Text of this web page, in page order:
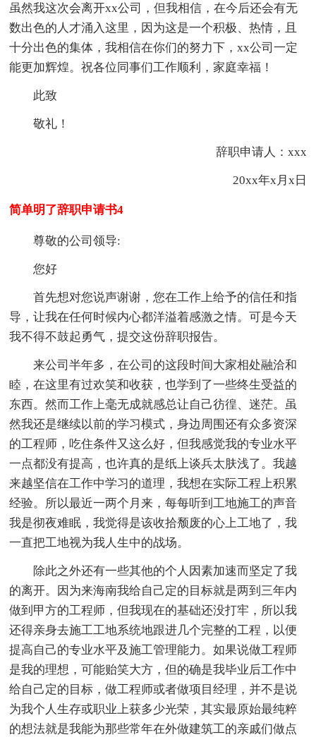
虽然我这次会离开xx公司，但我相信，在今后还会有无
数出色的人才涌入这里，因为这是一个积极、热情，且
十分出色的集体，我相信在你们的努力下，xx公司一定
能更加辉煌。祝各位同事们工作顺利，家庭幸福！
此致
敬礼！
辞职申请人：xxx
20xx年x月x日
简单明了辞职申请书4
尊敬的公司领导:
您好
首先想对您说声谢谢，您在工作上给予的信任和指
导，让我在任何时候内心都洋溢着感激之情。可是今天
我不得不鼓起勇气，提交这份辞职报告。
来公司半年多，在公司的这段时间大家相处融洽和
睦，在这里有过欢笑和收获，也学到了一些终生受益的
东西。然而工作上毫无成就感总让自己彷徨、迷茫。虽
然我还是继续以前的学习模式，身边周围还有众多资深
的工程师，吃住条件又这么好，但我感觉我的专业水平
一点都没有提高，也许真的是纸上谈兵太肤浅了。我越
来越坚信在工作中学习的道理，我想在实际工程上积累
经验。所以最近一两个月来，每每听到工地施工的声音
我是彻夜难眠，我觉得是该收拾颓废的心上工地了，我
一直把工地视为我人生中的战场。
除此之外还有一些其他的个人因素加速而坚定了我
的离开。因为来海南我给自己定的目标就是两到三年内
做到甲方的工程师，但我现在的基础还没打牢，所以我
还得亲身去施工工地系统地跟进几个完整的工程，以便
提高自己的专业水平及施工管理能力。如果说做工程师
是我的理想，可能贻笑大方，但的确是我毕业后工作中
给自己定的目标，做工程师或者做项目经理，并不是说
为我个人生存或职业上获多少光荣，其实最原始最纯粹
的想法就是我能为那些常年在外做建筑工的亲戚们做点